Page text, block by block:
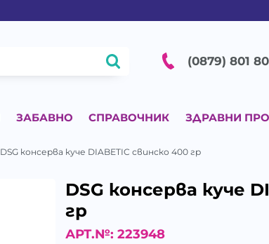
(0879) 801
ЗАБАВНО СПРАВОЧНИК ЗДРАВНИ
DSG консерва куче DIABETIC свинско 400 гр
DSG консерва куче
гр
АРТ.№: 223948